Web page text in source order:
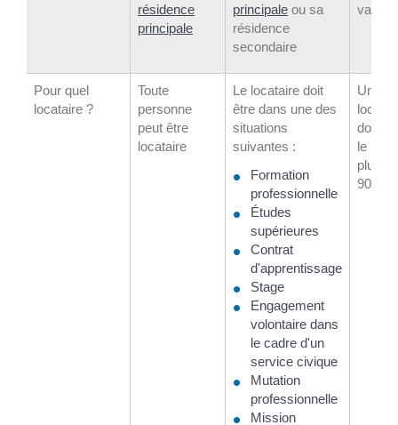
résidence
principale
principale ou sa
résidence
secondaire
Pour quel
locataire ?
Toute
personne
peut être
locataire
Le locataire doit
être dans une des
situations
suivantes :
Formation
professionnelle
Études
supérieures
Contrat
d'apprentissage
Stage
Engagement
volontaire dans
le cadre d'un
service civique
Mutation
professionnelle
Mission
Un
doit
le
plus de
90